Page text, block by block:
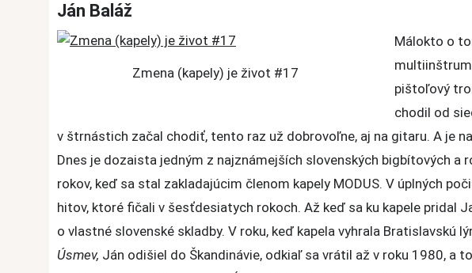
Ján Baláž
Zmena (kapely) je život #17
Málokto o
pištoľový
chodil od
v štrnástich začal chodiť, tento raz už dobrovoľne, aj na gitaru. A je
Dnes je dozaista jedným z najznámejších slovenských bigbítových a
rokov, keď sa stal zakladajúcim členom kapely MODUS. V úplných
hitov, ktoré fičali v šesťdesiatych rokoch. Až keď sa ku kapele pridal
o vlastné slovenské skladby. V roku, keď kapela vyhrala Bratislavskú
Úsmev, Ján odišiel do Škandinávie, odkiaľ sa vrátil až v roku 1980, a